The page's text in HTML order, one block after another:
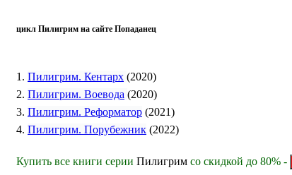
цикл Пилигрим на сайте Попаданец
1. Пилигрим. Кентарх (2020)
2. Пилигрим. Воевода (2020)
3. Пилигрим. Реформатор (2021)
4. Пилигрим. Порубежник (2022)
Купить все книги серии Пилигрим со скидкой до 80% -